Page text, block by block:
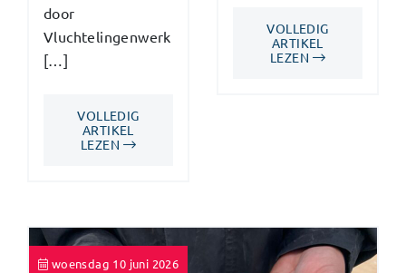
door
Vluchtelingenwerk
[…]
VOLLEDIG
ARTIKEL
LEZEN
VOLLEDIG
ARTIKEL
LEZEN
woensdag 10 juni 2026